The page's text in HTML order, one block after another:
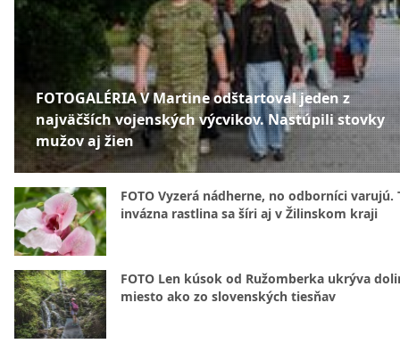
FOTOGALÉRIA V Martine odštartoval jeden z
najväčších vojenských výcvikov. Nastúpili stovky
mužov aj žien
FOTO Vyzerá nádherne, no odborníci varujú.
invázna rastlina sa šíri aj v Žilinskom kraji
FOTO Len kúsok od Ružomberka ukrýva
miesto ako zo slovenských tiesňav